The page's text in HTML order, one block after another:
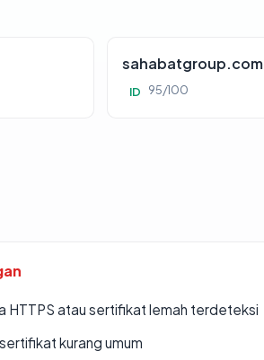
sahabatgroup.com
ID 95/100
HTTPS atau sertifikat lemah terdeteksi
kurang umum